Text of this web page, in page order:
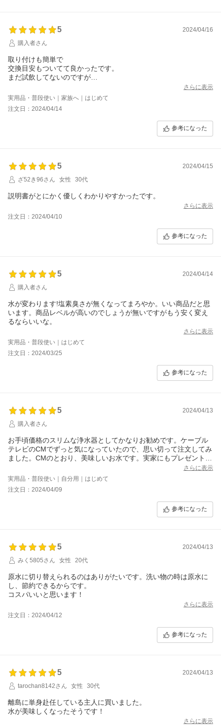
5
2024/04/16
購入者さん
取り付けも簡単で
交換目安もついてて良かったです。
まだ試飲してないのですが
多分いいと思います。
さらに表示
実用品・普段使い｜家族へ｜はじめて
注文日：2024/04/14
参考になった
5
2024/04/15
ざ52き96さん
女性 30代
説明書がとにかく優しくわかりやすかったです。
さらに表示
注文日：2024/04/10
参考になった
5
2024/04/14
購入者さん
水が変わります!塩素臭さが無くなってまろやか。いい商品だと思
います。商品レベルが高いのでしょうが無いですがもう安く変え
るならいいな。
さらに表示
実用品・普段使い｜はじめて
注文日：2024/03/25
参考になった
5
2024/04/13
購入者さん
お手頃価格のスリムな浄水器としてかなりお勧めです。ケーブル
テレビのCMでずっと気になっていたので、思い切って注文してみ
ました。CMのとおり、美味しいお水です。実家にもプレゼントし
さらに表示
実用品・普段使い｜自分用｜はじめて
注文日：2024/04/09
参考になった
5
2024/04/13
みく5805さん
女性 20代
原水に切り替えられるのはありがたいです。洗い物の時は原水に
し、節約できるからです。
コスパいいと思います！
さらに表示
注文日：2024/04/12
参考になった
5
2024/04/13
tarochan8142さん
女性 30代
離島に単身赴任している主人に買いました。
水が美味しくなったそうです！
さらに表示